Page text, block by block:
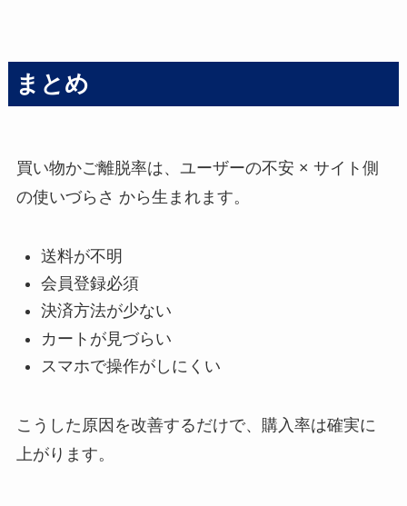
まとめ
買い物かご離脱率は、ユーザーの不安 × サイト側
の使いづらさ から生まれます。
送料が不明
会員登録必須
決済方法が少ない
カートが見づらい
スマホで操作がしにくい
こうした原因を改善するだけで、購入率は確実に
上がります。